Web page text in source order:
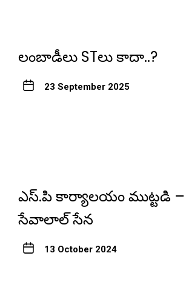
లంబాడీలు STలు కాదా..?
23 September 2025
ఎస్.పి కార్యాలయం ముట్టడి
సేవాలాల్ సేన
13 October 2024